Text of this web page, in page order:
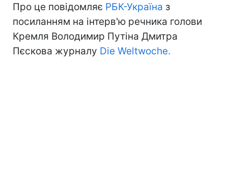
Про це повідомляє РБК-Україна з
посиланням на інтерв'ю речника голови
Кремля Володимир Путіна Дмитра
Пєскова журналу Die Weltwoche.